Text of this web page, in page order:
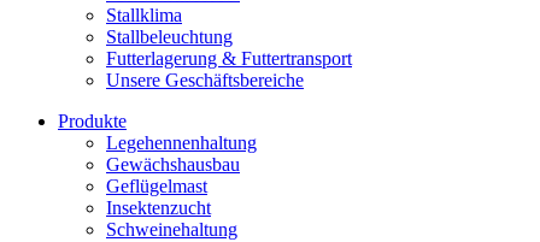
Stallklima
Stallbeleuchtung
Futterlagerung & Futtertransport
Unsere Geschäftsbereiche
Produkte
Legehennenhaltung
Gewächshausbau
Geflügelmast
Insektenzucht
Schweinehaltung